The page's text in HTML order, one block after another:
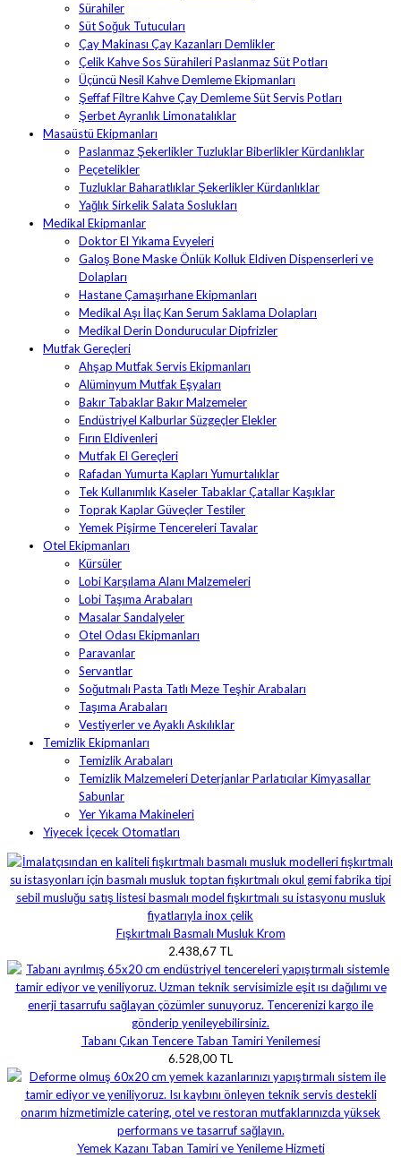
Sürahiler
Süt Soğuk Tutucuları
Çay Makinası Çay Kazanları Demlikler
Çelik Kahve Sos Sürahileri Paslanmaz Süt Potları
Üçüncü Nesil Kahve Demleme Ekipmanları
Şeffaf Filtre Kahve Çay Demleme Süt Servis Potları
Şerbet Ayranlık Limonatalıklar
Masaüstü Ekipmanları
Paslanmaz Şekerlikler Tuzluklar Biberlikler Kürdanlıklar
Peçetelikler
Tuzluklar Baharatlıklar Şekerlikler Kürdanlıklar
Yağlık Sirkelik Salata Soslukları
Medikal Ekipmanlar
Doktor El Yıkama Evyeleri
Galoş Bone Maske Önlük Kolluk Eldiven Dispenserleri ve
Dolapları
Hastane Çamaşırhane Ekipmanları
Medikal Aşı İlaç Kan Serum Saklama Dolapları
Medikal Derin Dondurucular Dipfrizler
Mutfak Gereçleri
Ahşap Mutfak Servis Ekipmanları
Alüminyum Mutfak Eşyaları
Bakır Tabaklar Bakır Malzemeler
Endüstriyel Kalburlar Süzgeçler Elekler
Fırın Eldivenleri
Mutfak El Gereçleri
Rafadan Yumurta Kapları Yumurtalıklar
Tek Kullanımlık Kaseler Tabaklar Çatallar Kaşıklar
Toprak Kaplar Güveçler Testiler
Yemek Pişirme Tencereleri Tavalar
Otel Ekipmanları
Kürsüler
Lobi Karşılama Alanı Malzemeleri
Lobi Taşıma Arabaları
Masalar Sandalyeler
Otel Odası Ekipmanları
Paravanlar
Servantlar
Soğutmalı Pasta Tatlı Meze Teşhir Arabaları
Taşıma Arabaları
Vestiyerler ve Ayaklı Askılıklar
Temizlik Ekipmanları
Temizlik Arabaları
Temizlik Malzemeleri Deterjanlar Parlatıcılar Kimyasallar
Sabunlar
Yer Yıkama Makineleri
Yiyecek İçecek Otomatları
Fışkırtmalı Basmalı Musluk Krom
2.438,67 TL
Tabanı Çıkan Tencere Taban Tamiri Yenilemesi
6.528,00 TL
Yemek Kazanı Taban Tamiri ve Yenileme Hizmeti